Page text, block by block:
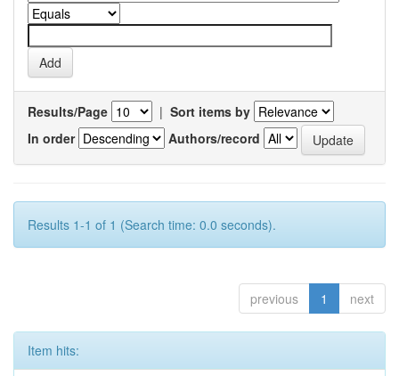
Results/Page | Sort items by
In order
Authors/record
Results 1-1 of 1 (Search time: 0.0 seconds).
previous 1 next
Item hits: